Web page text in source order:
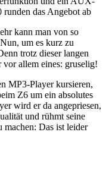
das Angebot ab
kann man von so
um es kurz zu
trotz dieser langen
allem eines: gruselig!
MP3-Player kursieren,
Z6 um ein absolutes
wird er da angepriesen,
und rühmt seine
machen: Das ist leider